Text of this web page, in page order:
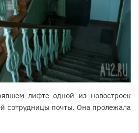
лифте одной из новостроек
сотрудницы почты. Она пролежала